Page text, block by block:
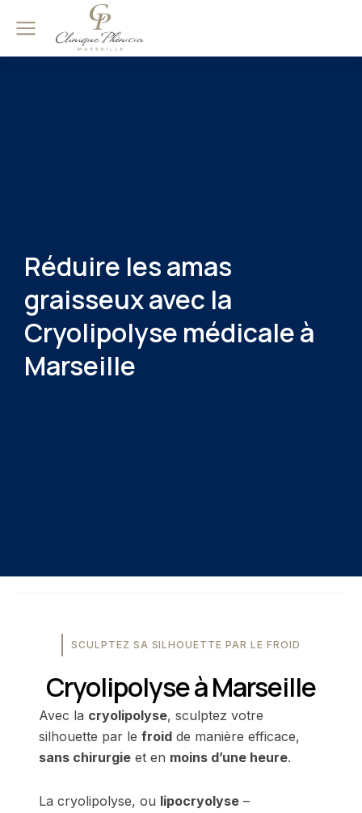
Réduire les amas
graisseux avec la
Cryolipolyse médicale à
Marseille
SCULPTEZ SA SILHOUETTE PAR LE FROID
Cryolipolyse à Marseille
Avec la cryolipolyse, sculptez votre
silhouette par le froid de manière efficace,
sans chirurgie et en moins d’une heure.
La cryolipolyse, ou lipocryolyse –